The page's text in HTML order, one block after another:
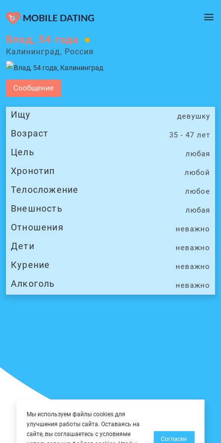
Сообщение
Ищу девушку
Возраст 35 - 47 лет
Цель любая
Хронотип любой
Телосложение любое
Внешность любая
Отношения неважно
Дети неважно
Курение неважно
Алкоголь неважно
Влад, 54 года
Калининград, Россия
Мы используем файлы cookies для
улучшения работы сайта. Оставаясь на
сайте, вы соглашаетесь с условиями
Согласен